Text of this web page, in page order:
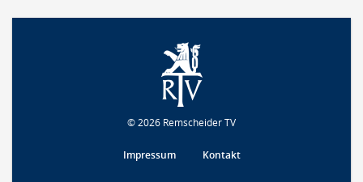
© 2026 Remscheider TV
Impressum Kontakt